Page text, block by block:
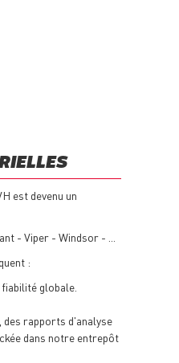
est devenu un
- Viper - Windsor - ...
:
globale.
des rapports d'analyse
dans notre entrepôt